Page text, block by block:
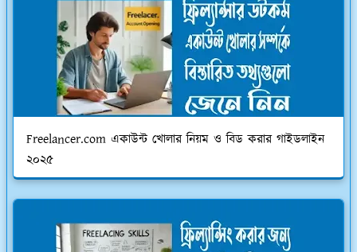
Freelancer.com একাউন্ট খোলার নিয়ম ও বিড করার গাইডলাইন
২০২৫